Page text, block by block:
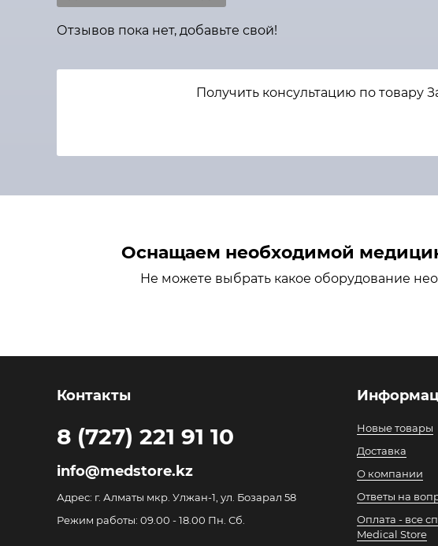
Отзывов пока нет, добавьте свой!
Получить консультацию по товару
Оснащаем необходимой
Не можете выбрать какое оборудование
Контакты
8 (727) 221 91 10
info@medstore.kz
Адрес: г. Алматы мкр. Улжан-1, ул. Бозарал 58
Режим работы: 09.00 - 18.00 Пн. Сб.
Новые товары
Доставка
О компании
Ответы на
Оплата - все
Medical Store